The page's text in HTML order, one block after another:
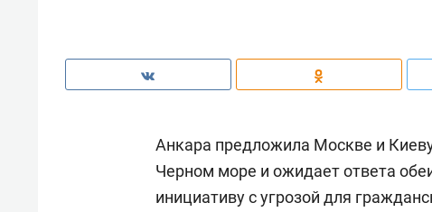
Анкара предложила Москве и
Черном море и ожидает ответа
инициативу с угрозой для